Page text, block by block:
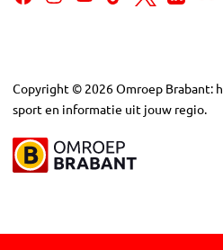
Copyright © 2026Omroep Brabant:
sport en informatie uit jouw regio.